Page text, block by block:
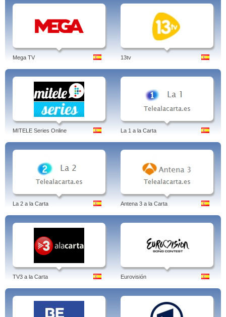
Mega TV 13tv
MITELE Series Online La 1 a la Carta
La 2 a la Carta Antena 3 a la Carta
TV3 a la Carta Eurovisión